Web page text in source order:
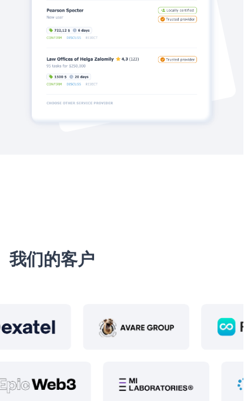
我们的客户